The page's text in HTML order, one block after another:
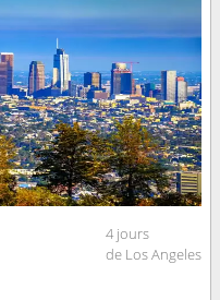
4 jours
de Los Angeles